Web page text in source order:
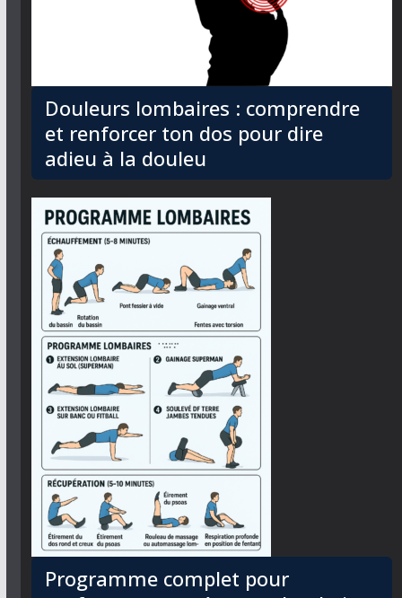
Douleurs lombaires : comprendre
et renforcer ton dos pour dire
adieu à la douleu
Programme complet pour